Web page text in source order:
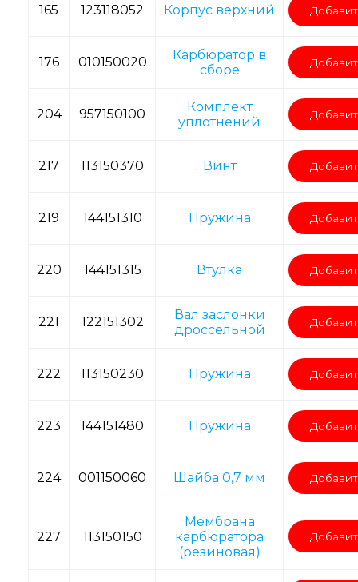
165 123118052 Корпус верхний
176 010150020
Карбюратор в
сборе
204 957150100
Комплект
уплотнений
217 113150370 Винт
219 144151310 Пружина
220 144151315 Втулка
221 122151302
Вал заслонки
дроссельной
222 113150230 Пружина
223 144151480 Пружина
224 001150060 Шайба 0,7 мм
227 113150150
Мембрана
карбюратора
(резиновая)